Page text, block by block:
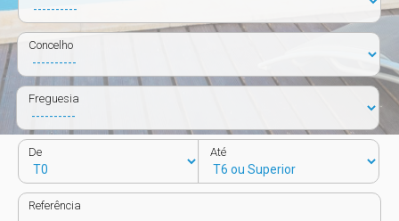
Concelho
Freguesia
De Até
Referência